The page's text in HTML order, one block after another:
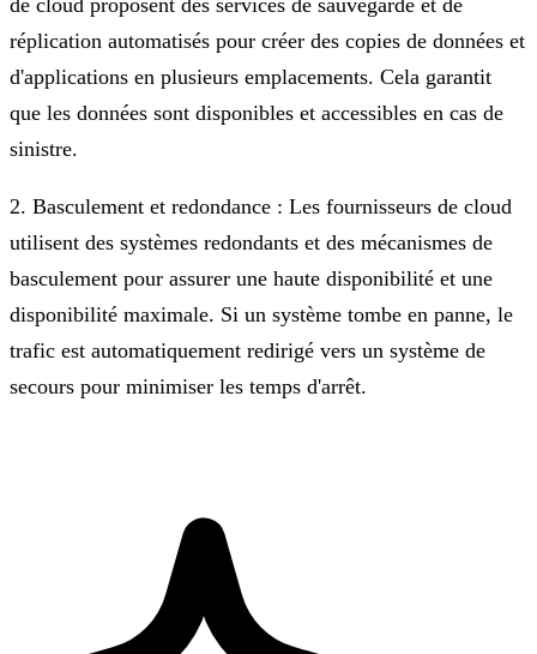
réplication automatisés pour créer des copies de données et
d'applications en plusieurs emplacements. Cela garantit
que les données sont disponibles et accessibles en cas de
sinistre.
2. Basculement et redondance : Les fournisseurs de cloud
utilisent des systèmes redondants et des mécanismes de
basculement pour assurer une haute disponibilité et une
disponibilité maximale. Si un système tombe en panne, le
trafic est automatiquement redirigé vers un système de
secours pour minimiser les temps d'arrêt.